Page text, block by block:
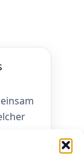
soll.